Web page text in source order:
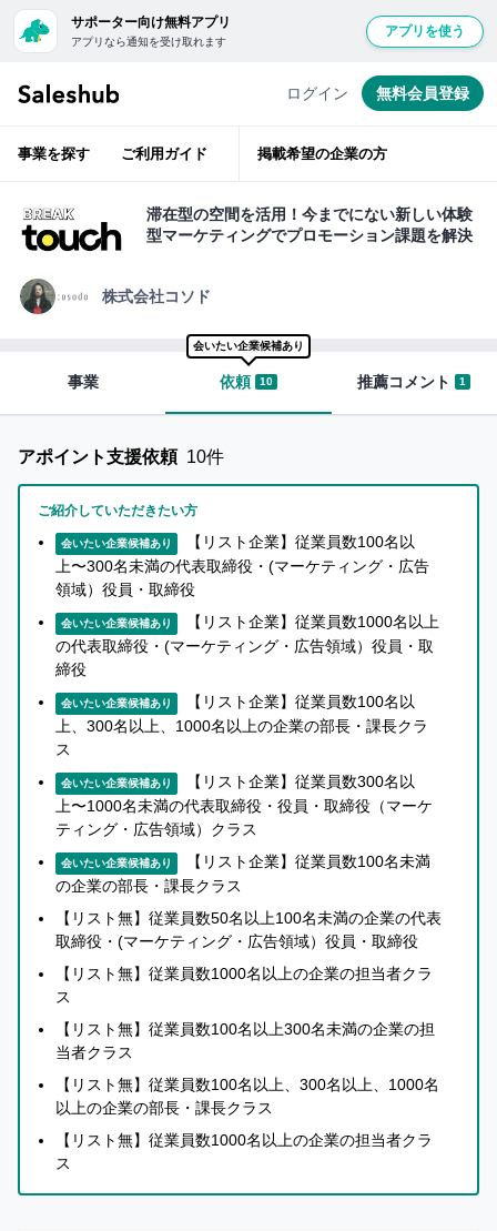
サポーター向け無料アプリ
アプリなら通知を受け取れます
アプリを使う
ログイン 無料会員登録
事業を探す ご利用ガイド 掲載希望の企業の方
滞在型の空間を活用！今までにない新しい体験
型マーケティングでプロモーション課題を解決
株式会社コソド
事業
会いたい企業候補あり
依頼 10 推薦コメント 1
アポイント支援依頼 10件
ご紹介していただきたい方
会いたい企業候補あり
【リスト企業】従業員数100名以
上〜300名未満の代表取締役・(マーケティング・広告
領域）役員・取締役
会いたい企業候補あり
【リスト企業】従業員数1000名以上
の代表取締役・(マーケティング・広告領域）役員・取
締役
会いたい企業候補あり
【リスト企業】従業員数100名以
上、300名以上、1000名以上の企業の部長・課長クラ
ス
会いたい企業候補あり
【リスト企業】従業員数300名以
上〜1000名未満の代表取締役・役員・取締役（マーケ
ティング・広告領域）クラス
会いたい企業候補あり
【リスト企業】従業員数100名未満
の企業の部長・課長クラス
【リスト無】従業員数50名以上100名未満の企業の代表
取締役・(マーケティング・広告領域）役員・取締役
【リスト無】従業員数1000名以上の企業の担当者クラ
ス
【リスト無】従業員数100名以上300名未満の企業の担
当者クラス
【リスト無】従業員数100名以上、300名以上、1000名
以上の企業の部長・課長クラス
【リスト無】従業員数1000名以上の企業の担当者クラ
ス
経
豊
富
テ
ラ
が
ベ
ン
チ
ー
支
援
ポ
タ
な
る
前
に
無
料
会
員
登
録
を
し
ま
し
ょ
う！
まずは無料会員登録
グ
は
こ
無
料
し
て
ロ
グ
る
と
い
ね」
が
で
き
る
よ
う
な
り
ま
す
まずは無料会員登録
イ